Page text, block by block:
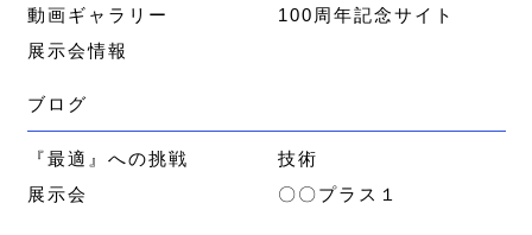
動画ギャラリー
100周年記念サイト
展示会情報
ブログ
『最適』への挑戦
技術
展示会
〇〇プラス１